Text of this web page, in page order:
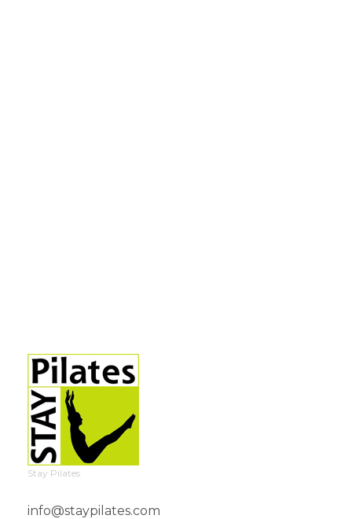
Stay Pilates
info@staypilates.com